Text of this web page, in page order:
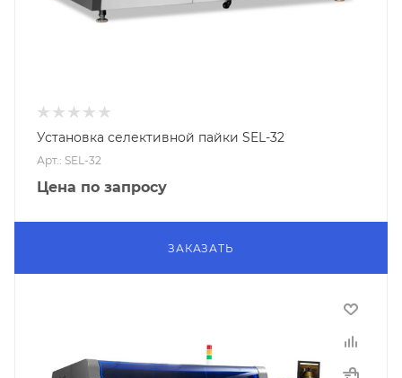
Установка селективной пайки SEL-32
Арт.: SEL-32
Цена по запросу
ЗАКАЗАТЬ